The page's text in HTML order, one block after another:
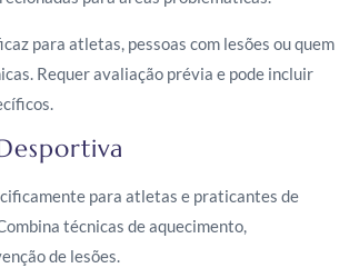
para atletas, pessoas com lesões ou quem
Requer avaliação prévia e pode incluir
para atletas e praticantes de
técnicas de aquecimento,
de lesões.